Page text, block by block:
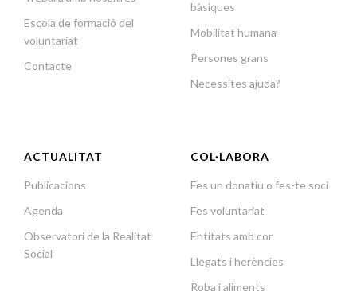
Escola de formació del
voluntariat
Contacte
bàsiques
Mobilitat humana
Persones grans
Necessites ajuda?
ACTUALITAT
Publicacions
Agenda
Observatori de la Realitat
Social
COL·LABORA
Fes un donatiu o fes-te soci
Fes voluntariat
Entitats amb cor
Llegats i herències
Roba i aliments